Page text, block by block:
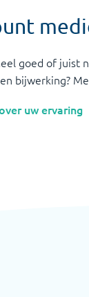
goed of juist
bijwerking?
uw ervaring